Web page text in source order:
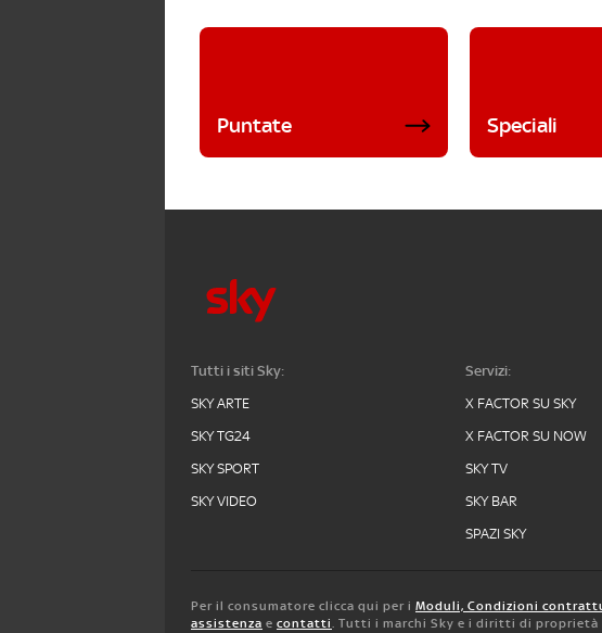
Puntate Speciali
Tutti i siti Sky:
SKY ARTE
SKY TG24
SKY SPORT
SKY VIDEO
Servizi:
X FACTOR SU SKY
X FACTOR SU NOW
SKY TV
SKY BAR
SPAZI SKY
Per il consumatore clicca qui per i Moduli, Condizioni
assistenza e contatti. Tutti i marchi Sky e i diritti di